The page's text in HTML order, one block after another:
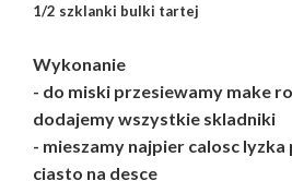
1/2 szklanki bulki tartej
Wykonanie
- do miski przesiewamy make
dodajemy wszystkie skladniki
- mieszamy najpier calosc
ciasto na desce